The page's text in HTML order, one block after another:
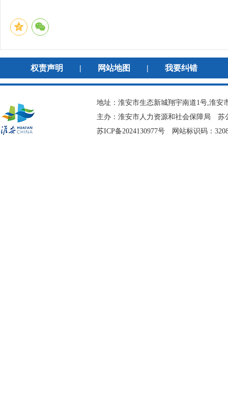
权责声明 | 网站地图 | 我要纠错
地址：淮安市生态新城翔宇南道1号,淮
主办：淮安市人力资源和社会保障局 苏
苏ICP备2024130977号 网站标识码：